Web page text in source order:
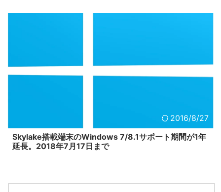
2016/8/27
Skylake搭載端末のWindows 7/8.1サポート期間が1年
延長。2018年7月17日まで